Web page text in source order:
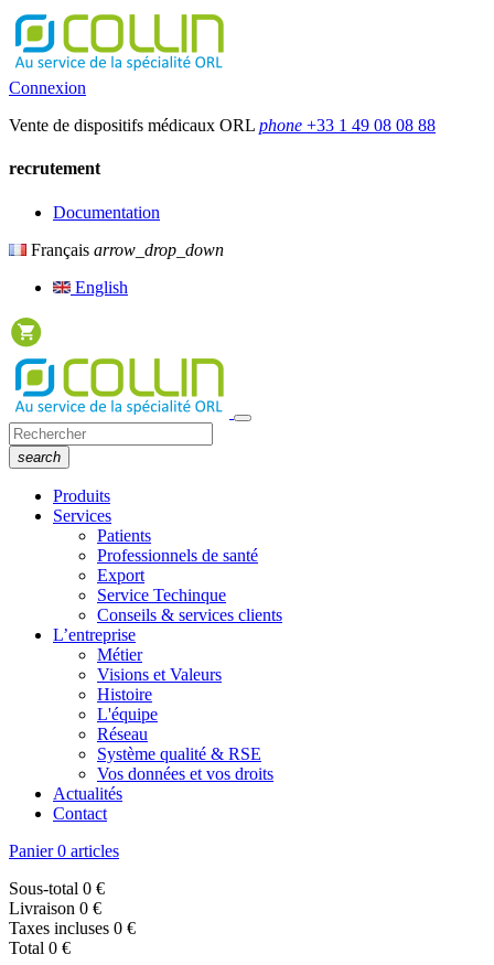
Connexion
Vente de dispositifs médicaux ORL phone +33 1 49 08 08 88
recrutement
Documentation
Français arrow_drop_down
English
search
Produits
Services
Patients
Professionnels de santé
Export
Service Techinque
Conseils & services clients
L’entreprise
Métier
Visions et Valeurs
Histoire
L'équipe
Réseau
Système qualité & RSE
Vos données et vos droits
Actualités
Contact
Panier 0 articles
Sous-total 0 €
Livraison 0 €
Taxes incluses 0 €
Total 0 €